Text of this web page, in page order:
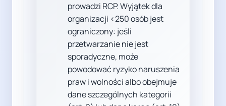
prowadzi RCP. Wyjątek dla
organizacji <250 osób jest
ograniczony: jeśli
przetwarzanie nie jest
sporadyczne, może
powodować ryzyko naruszenia
praw i wolności albo obejmuje
dane szczególnych kategorii